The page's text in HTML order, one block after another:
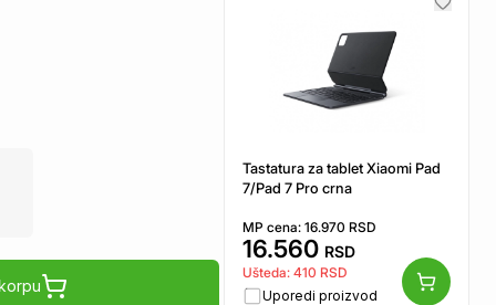
Tastatura za tablet Xiaomi Pad
7/Pad 7 Pro crna
MP cena: 16.970 RSD
16.560 RSD
Ušteda: 410 RSD
Uporedi proizvod